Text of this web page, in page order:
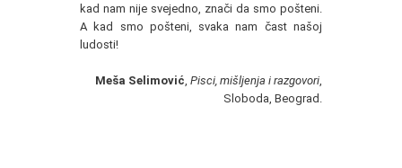
kad nam nije svejedno, znači da smo pošteni.
A kad smo pošteni, svaka nam čast našoj
ludosti!
Meša Selimović Pisci, mišljenja i razgovori
Sloboda, Beograd.